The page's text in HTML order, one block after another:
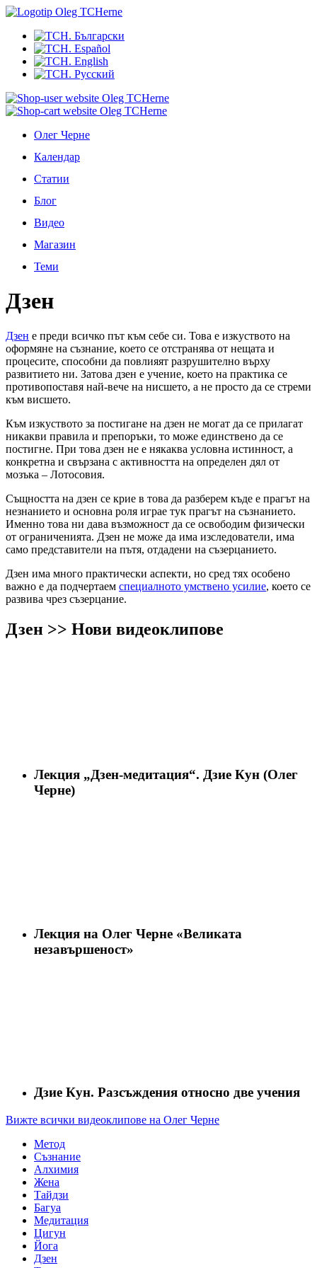
Олег Черне
Календар
Статии
Блог
Видео
Магазин
Теми
Дзен
Дзен е преди всичко път към себе си. Това е изкуството на
оформяне на съзнание, което се отстранява от нещата и
процесите, способни да повлияят разрушително върху
развитието ни. Затова дзен е учение, което на практика се
противопоставя най-вече на нисшето, а не просто да се стреми
към висшето.
Към изкуството за постигане на дзен не могат да се прилагат
никакви правила и препоръки, то може единствено да се
постигне. При това дзен не е някаква условна истинност, а
конкретна и свързана с активността на определен дял от
мозъка – Лотосовия.
Същността на дзен се крие в това да разберем къде е прагът на
незнанието и основна роля играе тук прагът на съзнанието.
Именно това ни дава възможност да се освободим физически
от ограниченията. Дзен не може да има изследователи, има
само представители на пътя, отдадени на съзерцанието.
Дзен има много практически аспекти, но сред тях особено
важно е да подчертаем специалното умствено усилие, което се
развива чрез съзерцание.
Дзен >> Нови видеоклипове
Лекция „Дзен-медитация“. Дзие Кун (Олег
Черне)
Лекция на Олег Черне «Великата
незавършеност»
Дзие Кун. Разсъждения относно две учения
Вижте всички видеоклипове на Олег Черне
Метод
Съзнание
Алхимия
Жена
Тайдзи
Багуа
Медитация
Цигун
Йога
Дзен